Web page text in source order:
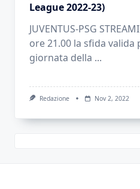
League 2022-23)
JUVENTUS-PSG
ore 21.00 la sfida valida
giornata della ...
Redazione Nov 2, 2022